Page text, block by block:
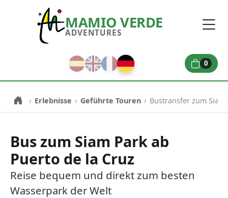
MAMIO VERDE
ADVENTURES
0
› Erlebnisse › Geführte Touren › Bustransfer zum
Bus zum Siam Park ab
Puerto de la Cruz
Reise bequem und direkt zum besten
Wasserpark der Welt